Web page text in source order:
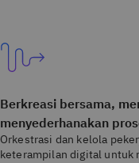
Berkreasi bersama,
menyederhanakan
Orkestrasi dan kelola
keterampilan digital untuk